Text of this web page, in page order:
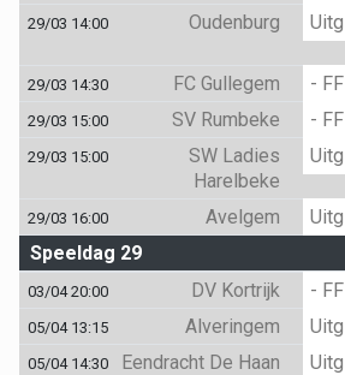
29/03 14:00 Oudenburg Uitg
29/03 14:30 FC Gullegem - FF
29/03 15:00 SV Rumbeke - FF
29/03 15:00
SW Ladies
Harelbeke
Uitg
29/03 16:00 Avelgem Uitg
Speeldag 29
03/04 20:00 DV Kortrijk - FF
05/04 13:15 Alveringem Uitg
05/04 14:30 Eendracht De Haan Uitg